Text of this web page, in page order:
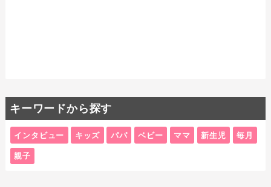
キーワードから探す
インタビュー キッズ パパ ベビー ママ 新生児 毎月
親子